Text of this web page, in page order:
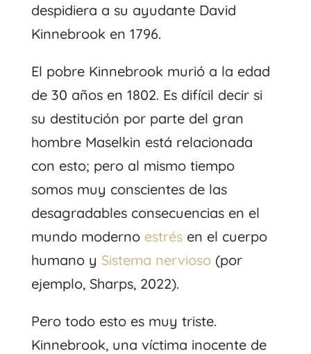
despidiera a su ayudante David
Kinnebrook en 1796.
El pobre Kinnebrook murió a la edad
de 30 años en 1802. Es difícil decir si
su destitución por parte del gran
hombre Maselkin está relacionada
con esto; pero al mismo tiempo
somos muy conscientes de las
desagradables consecuencias en el
mundo moderno estrésen el cuerpo
humano y Sistema nervioso(por
ejemplo, Sharps, 2022).
Pero todo esto es muy triste.
Kinnebrook, una víctima inocente de